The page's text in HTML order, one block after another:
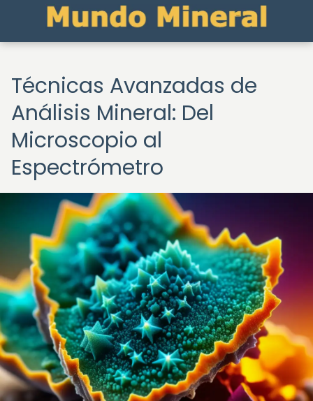
Técnicas Avanzadas de
Análisis Mineral: Del
Microscopio al
Espectrómetro